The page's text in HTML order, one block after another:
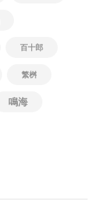
百十郎
繁桝
鳴海